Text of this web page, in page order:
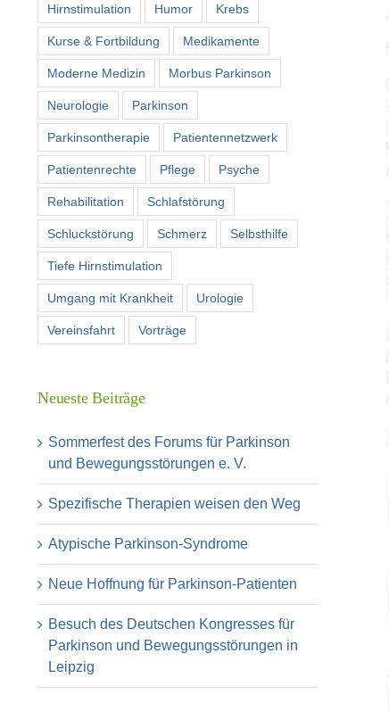
Hirnstimulation Humor Krebs
Kurse & Fortbildung Medikamente
Moderne Medizin Morbus Parkinson
Neurologie Parkinson
Parkinsontherapie Patientennetzwerk
Patientenrechte Pflege Psyche
Rehabilitation Schlafstörung
Schluckstörung Schmerz Selbsthilfe
Tiefe Hirnstimulation
Umgang mit Krankheit Urologie
Vereinsfahrt Vorträge
Neueste Beiträge
Sommerfest des Forums für Parkinson
und Bewegungsstörungen e. V.
Spezifische Therapien weisen den Weg
Atypische Parkinson-Syndrome
Neue Hoffnung für Parkinson-Patienten
Besuch des Deutschen Kongresses für
Parkinson und Bewegungsstörungen in
Leipzig